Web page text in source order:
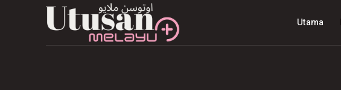
Utama